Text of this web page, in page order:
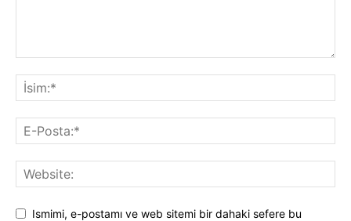
Ismimi, e-postamı ve web sitemi bir dahaki sefere bu